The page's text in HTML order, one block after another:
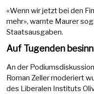
«Wenn wir jetzt bei den
mehr», warnte Maurer
Staatsausgaben.
Auf Tugenden
An der
Roman Zeller moderiert
des Liberalen Instituts